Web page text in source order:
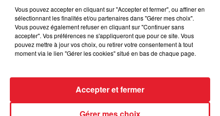
Bouches-du-Rhône : les ossements
de deux militaires disparus...
Vous pouvez accepter en cliquant sur "Accepter et fermer", ou affiner en
sélectionnant les finalités et/ou partenaires dans "Gérer mes choix".
Vous pouvez également refuser en cliquant sur "Continuer sans
accepter". Vos préférences ne s'appliqueront que pour ce site. Vous
pouvez mettre à jour vos choix, ou retirer votre consentement à tout
moment via le lien "Gérer les cookies" situé en bas de chaque page.
Accepter et fermer